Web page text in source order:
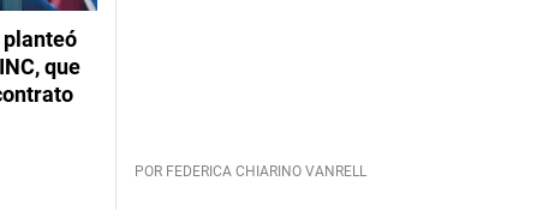
planteó
que
POR FEDERICA CHIARINO VANRELL